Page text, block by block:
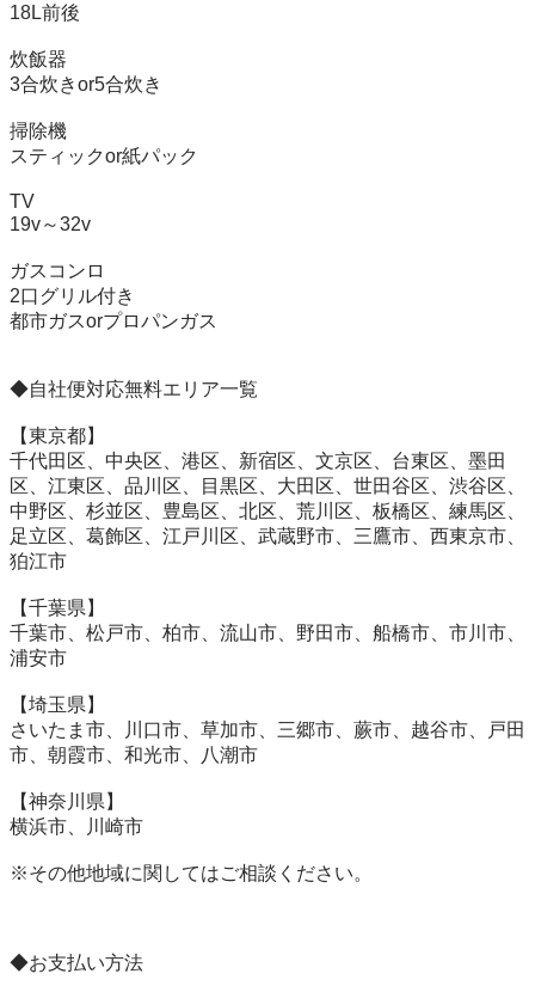
18L前後
炊飯器
3合炊きor5合炊き
掃除機
スティックor紙パック
TV
19v～32v
ガスコンロ
2口グリル付き
都市ガスorプロパンガス
◆自社便対応無料エリア一覧
【東京都】
千代田区、中央区、港区、新宿区、文京区、台東区、墨田
区、江東区、品川区、目黒区、大田区、世田谷区、渋谷区、
中野区、杉並区、豊島区、北区、荒川区、板橋区、練馬区、
足立区、葛飾区、江戸川区、武蔵野市、三鷹市、西東京市、
狛江市
【千葉県】
千葉市、松戸市、柏市、流山市、野田市、船橋市、市川市、
浦安市
【埼玉県】
さいたま市、川口市、草加市、三郷市、蕨市、越谷市、戸田
市、朝霞市、和光市、八潮市
【神奈川県】
横浜市、川崎市
※その他地域に関してはご相談ください。
◆お支払い方法